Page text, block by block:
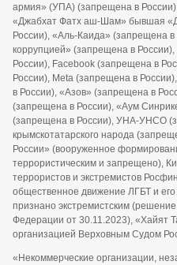
армия» (УПА) (запрещена в
«Джабхат Фатх аш-Шам» бывшая
России), «Аль-Каида» (запрещена
коррупцией» (запрещена в
России), Facebook (запрещена в
России), Meta (запрещена в
в России), «Азов» (запрещена в
(запрещена в России), «Аум
(запрещена в России), УНА-УНСО
крымскотатарского народа
России» (вооруженное
террористическим и запрещено),
террористов и экстремистов
общественное движение ЛГБТ и
признано экстремистским
Федерации от 30.11.2023), «Хайят
организацией Верховным Судом
«Некоммерческие организации,